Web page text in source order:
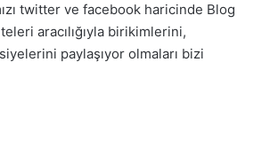
twitter ve facebook haricinde Blog
aracılığıyla birikimlerini,
paylaşıyor olmaları bizi